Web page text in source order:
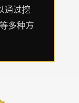
通过挖
多种方